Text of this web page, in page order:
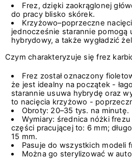
Frez, dzięki zaokrąglonej
do pracy blisko skórek.
Krzyżowo–poprzeczne
jednocześnie starannie pomogą
hybrydowy, a także wygładzić
Czym charakteryzuje się frez
Frez został oznaczony
że jest idealny na początek -
starannie usuwa hybrydę oraz
to nacięcia krzyżowo -
Obroty: 20–35 tys. na minutę.
Wymiary: średnica nóżki
części pracującej to: 6 mm;
15 mm.
Pasuje do wszystkich modeli
Można go sterylizować w